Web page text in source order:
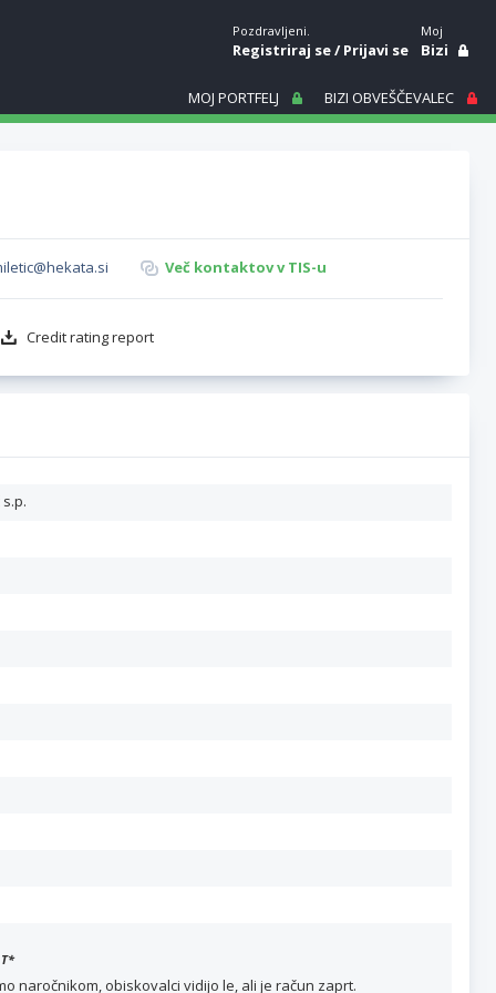
Pozdravljeni.
Registriraj se/Prijavi se
Moj
Bizi
MOJ PORTFELJ BIZI OBVEŠČEVALEC
Več kontaktov v TIS-u
Credit rating report
T*
naročnikom, obiskovalci vidijo le, ali je račun zaprt.